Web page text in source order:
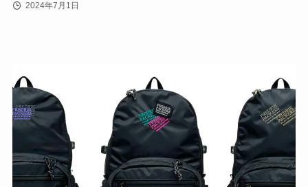
2024年7月1日